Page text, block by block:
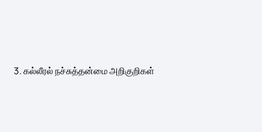
கல்லீரல் நச்சுத்தன்மை அறிகுறிகள்